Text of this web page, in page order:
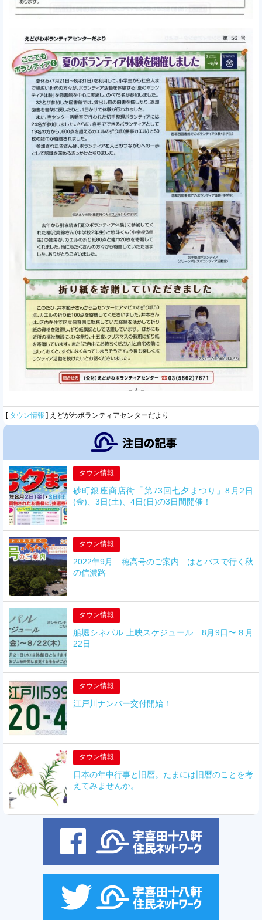
[ タウン情報 ] えどがわボランティアセンターだより
タウン情報
砂町銀座商店街「第73回七夕まつり」8月2日
(金)、3日(土)、4日(日)の3日間開催！
タウン情報
2022年9月 穂高号のご案内 はとバスで行く秋
の信濃路
タウン情報
船堀シネパル 上映スケジュール 8月9日〜８月
22日
タウン情報
江戸川ナンバー交付開始！
タウン情報
日本の年中行事と旧暦。たまには旧暦のことを考
えてみませんか。